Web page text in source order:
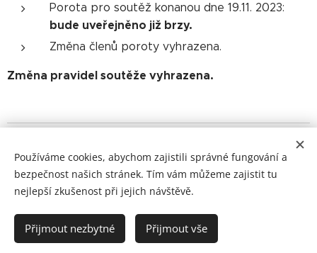
Porota pro soutěž konanou dne 19.11. 2023:
bude uveřejněno již brzy.
Změna členů poroty vyhrazena.
Změna pravidel soutěže vyhrazena.
© 2025 Všechna práva na shimmy vyhrazena
Powered by Dum Tek Tek Dum Tek ♥
© 2025 Festival Habibi
Dance It Out!
Cookies
Jazyky
Používáme cookies, abychom zajistili správné fungování a
bezpečnost našich stránek. Tím vám můžeme zajistit tu
nejlepší zkušenost při jejich návštěvě.
Přijmout nezbytné Přijmout vše